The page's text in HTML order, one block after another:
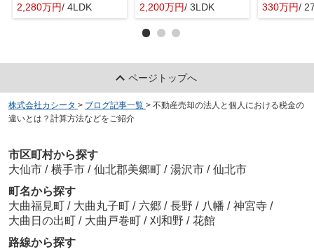
2,280万円/ 4LDK
2,200万円/ 3LDK 330万円/
ページトップへ
株式会社カシータ > ブログ記事一覧 > 不動産売却の法人と個人における税金の
違いとは？計算方法などをご紹介
市区町村から探す
大仙市 / 横手市 / 仙北郡美郷町 / 湯沢市 / 仙北市
町名から探す
大曲福見町 / 大曲丸子町 / 六郷 / 長野 / 八幡 / 神宮寺 /
大曲日の出町 / 大曲戸巻町 / 刈和野 / 花館
路線から探す